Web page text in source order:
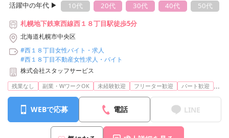
活躍中の年代 ▶︎ 10代 20代 30代 40代
50代
札幌地下鉄東西線西１８丁目駅徒歩5分
北海道札幌市中央区
#西１８丁目女性バイト・求人
#西１８丁目不動産女性求人・バイト
株式会社スタッフサービス
残業なし 副業・WワークOK 未経験歓迎 フリーター歓迎 パート歓迎 ...
WEBで応募 電話 LINE